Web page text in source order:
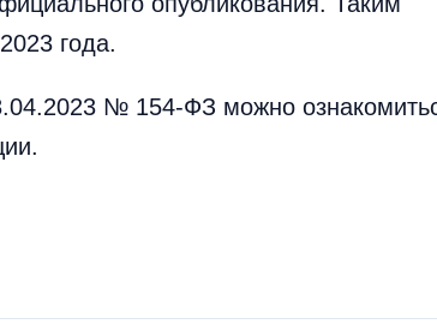
года.
№ 154-ФЗ можно